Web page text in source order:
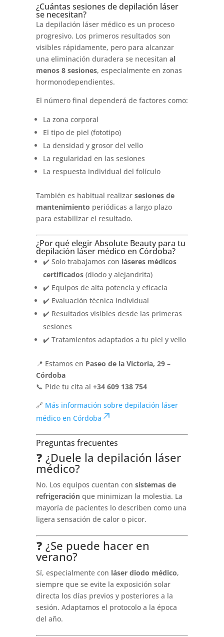
¿Cuántas sesiones de depilación láser
se necesitan?
La depilación láser médico es un proceso
progresivo. Los primeros resultados son
visibles rápidamente, pero para alcanzar
una eliminación duradera se necesitan al
menos 8 sesiones, especialmente en zonas
hormonodependientes.
El número final dependerá de factores como:
La zona corporal
El tipo de piel (fototipo)
La densidad y grosor del vello
La regularidad en las sesiones
La respuesta individual del folículo
También es habitual realizar sesiones de
mantenimiento periódicas a largo plazo
para estabilizar el resultado.
¿Por qué elegir Absolute Beauty para tu
depilación láser médico en Córdoba?
✔️ Solo trabajamos con láseres médicos
certificados(diodo y alejandrita)
✔️ Equipos de alta potencia y eficacia
✔️ Evaluación técnica individual
✔️ Resultados visibles desde las primeras
sesiones
✔️ Tratamientos adaptados a tu piel y vello
📍 Estamos en Paseo de la Victoria, 29 –
Córdoba
📞 Pide tu cita al +34 609 138 754
🔗 Más información sobre depilación láser
médico en Córdoba
Preguntas frecuentes
❓ ¿Duele la depilación láser
médico?
No. Los equipos cuentan con sistemas de
refrigeraciónque minimizan la molestia. La
mayoría de pacientes lo describen como una
ligera sensación de calor o picor.
❓ ¿Se puede hacer en
verano?
Sí, especialmente con láser diodo médico,
siempre que se evite la exposición solar
directa los días previos y posteriores a la
sesión. Adaptamos el protocolo a la época
del año.